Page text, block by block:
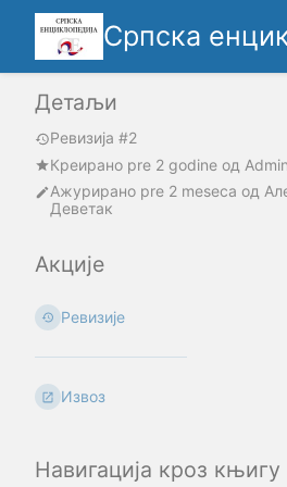
Српска
Детаљи
Ревизија #2
Креирано pre 2 godine oд Admin
Ажурирано pre 2 meseca од
Деветак
Акције
Ревизије
Извоз
Навигација кроз књигу